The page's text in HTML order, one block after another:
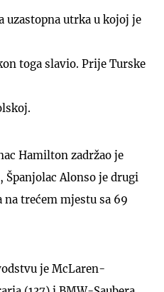
utrka u kojoj je
toga slavio. Prije Turske
Hamilton zadržao je
Španjolac Alonso je drugi
na trećem mjestu sa 69
je McLaren-